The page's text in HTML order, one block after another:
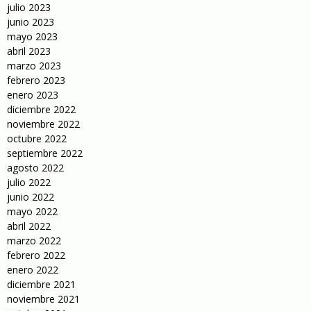
julio 2023
junio 2023
mayo 2023
abril 2023
marzo 2023
febrero 2023
enero 2023
diciembre 2022
noviembre 2022
octubre 2022
septiembre 2022
agosto 2022
julio 2022
junio 2022
mayo 2022
abril 2022
marzo 2022
febrero 2022
enero 2022
diciembre 2021
noviembre 2021